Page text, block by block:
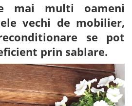
mai multi oameni
vechi de mobilier,
se pot
prin sablare.